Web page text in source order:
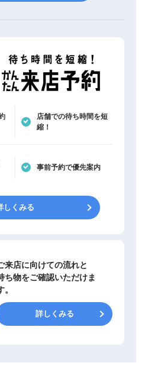
店舗での待ち時間を短
縮！
事前予約で優先案内
しくみる
来店に向けての流れと
ち物をご確認いただけま
。
詳しくみる